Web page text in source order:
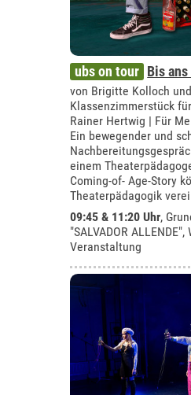
ubs on tour Bis
von Brigitte Kolloch
Klassenzimmerstück
Rainer Hertwig | Für
Ein bewegender und
einem
Coming-of- Age-Story
Theaterpädagogik
09:45 & 11:20 Uhr,
"SALVADOR ALLENDE",
Veranstaltung